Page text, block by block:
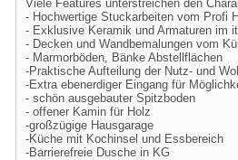
Viele Features unterstreichen den
- Hochwertige Stuckarbeiten vom Profi
- Exklusive Keramik und Armaturen im
- Decken und Wandbemalungen vom
- Marmorböden, Bänke Abstellflächen
-Praktische Aufteilung der Nutz- und
-Extra ebenerdiger Eingang für
- schön ausgebauter Spitzboden
- offener Kamin für Holz
-großzügige Hausgarage
-Küche mit Kochinsel und Essbereich
-Barrierefreie Dusche in KG